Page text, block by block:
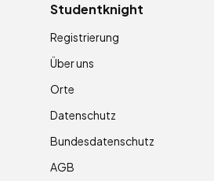
Studentknight
Registrierung
Über uns
Orte
Datenschutz
Bundesdatenschutz
AGB